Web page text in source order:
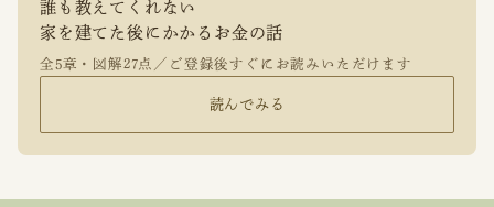
誰も教えてくれない
家を建てた後にかかるお金の話
全5章・図解27点／ご登録後すぐにお読みいただけます
読んでみる